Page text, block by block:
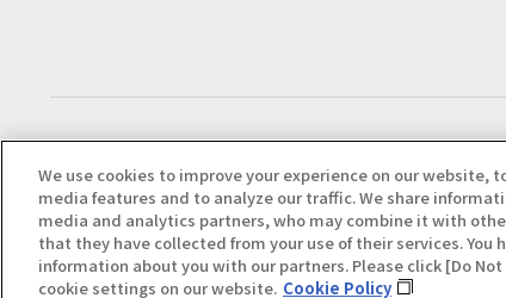
Copyright(C) All Right Reserved. Producted by NOK KLÜBER CO.,
We use cookies to improve your experience on our
media features and to analyze our traffic. We share
media and analytics partners, who may combine it with
that they have collected from your use of their services.
information about you with our partners. Please click [Do
cookie settings on our website. Cookie Policy